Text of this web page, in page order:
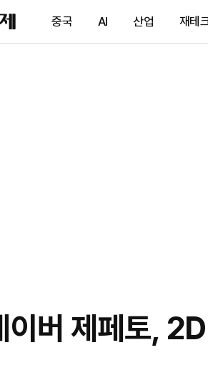
중국 AI 산업 재테
이버 제페토,